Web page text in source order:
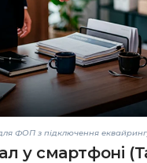
ФОП з підключення
у смартфоні